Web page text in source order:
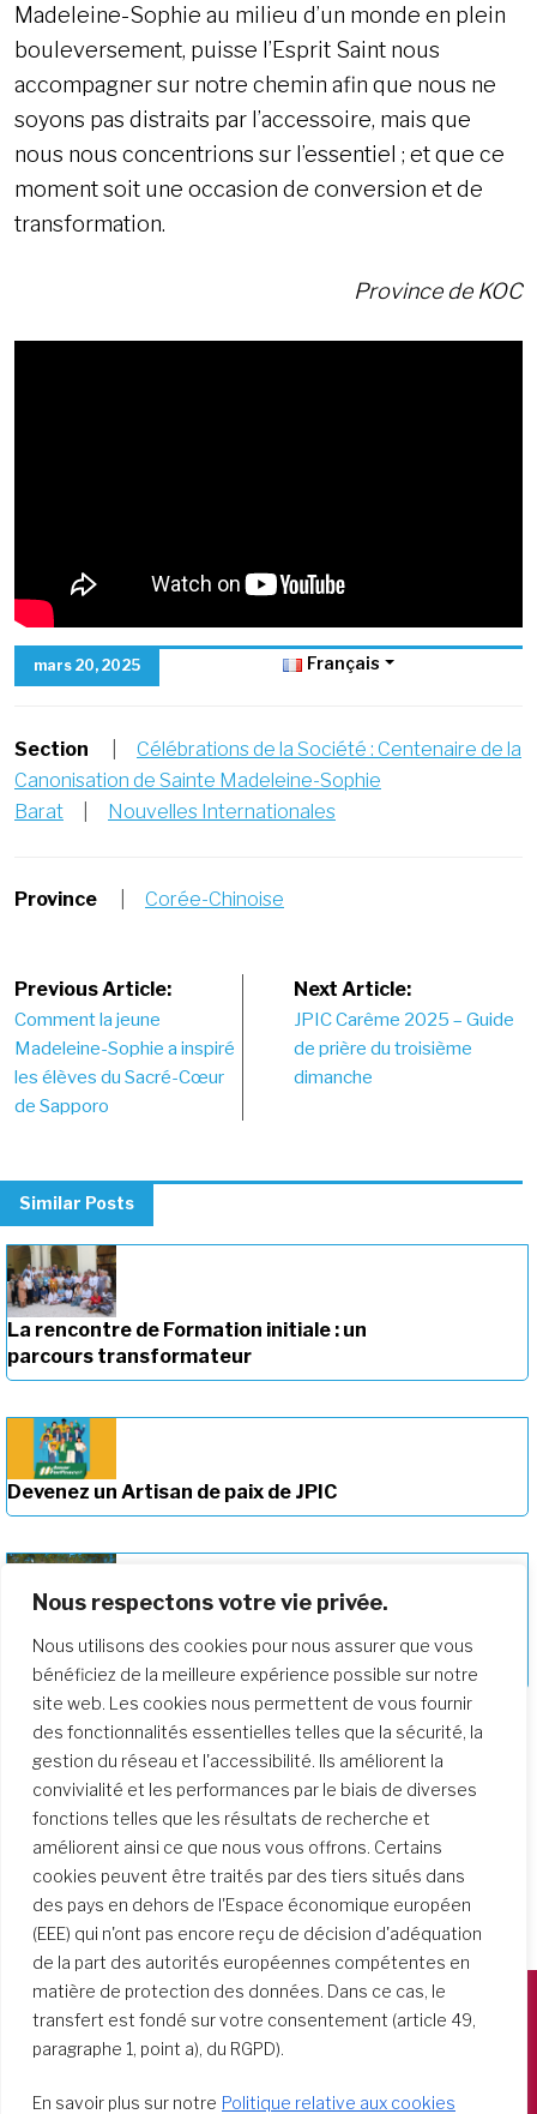
Nous respectons votre vie privée.
Nous utilisons des cookies pour nous assurer que vous
bénéficiez de la meilleure expérience possible sur notre
site web. Les cookies nous permettent de vous fournir
des fonctionnalités essentielles telles que la sécurité, la
gestion du réseau et l'accessibilité. Ils améliorent la
convivialité et les performances par le biais de diverses
fonctions telles que les résultats de recherche et
améliorent ainsi ce que nous vous offrons. Certains
cookies peuvent être traités par des tiers situés dans
des pays en dehors de l'Espace économique européen
(EEE) qui n'ont pas encore reçu de décision d'adéquation
de la part des autorités européennes compétentes en
matière de protection des données. Dans ce cas, le
transfert est fondé sur votre consentement (article 49,
paragraphe 1, point a), du RGPD).
En savoir plus sur notre Politique relative aux cookies
Madeleine-Sophie au milieu d’un monde en plein
bouleversement, puisse l’Esprit Saint nous
accompagner sur notre chemin afin que nous ne
soyons pas distraits par l’accessoire, mais que
nous nous concentrions sur l’essentiel ; et que ce
moment soit une occasion de conversion et de
transformation.
Province de KOC
mars 20, 2025 Français
Section
Célébrations de la Société : Centenaire de la
Canonisation de Sainte Madeleine-Sophie
Barat
Nouvelles Internationales
Province Corée-Chinoise
Post
navigation
Previous Article:
Comment la jeune
Madeleine-Sophie a inspiré
les élèves du Sacré-Cœur
de Sapporo
Next Article:
JPIC Carême 2025 – Guide
de prière du troisième
dimanche
Similar Posts
La rencontre de Formation initiale : un
parcours transformateur
Devenez un Artisan de paix de JPIC
Approfondir notre parcours de
formation
Società del Sacro Cuore
Via Tarquinio Vipera, 16 - 00152 Roma